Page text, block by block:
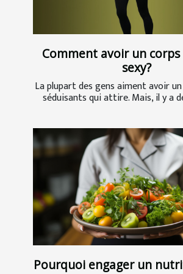
Comment avoir un
sexy?
La plupart des gens aiment avoir
séduisants qui attire. Mais, il y a
Pourquoi engager un